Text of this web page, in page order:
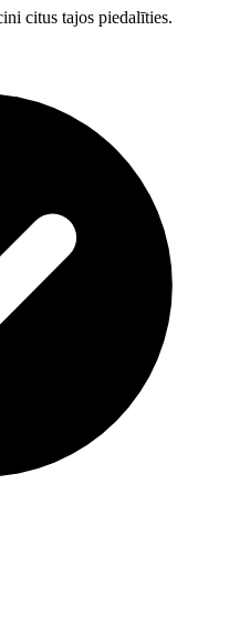
citus tajos piedalīties.